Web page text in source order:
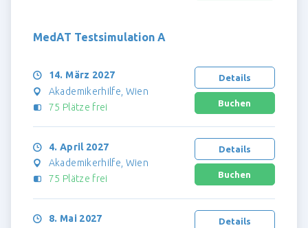
MedAT Testsimulation A
14. März 2027
Akademikerhilfe, Wien
75 Plätze frei
Details
4. April 2027
Akademikerhilfe, Wien
75 Plätze frei
Details
8. Mai 2027
Details